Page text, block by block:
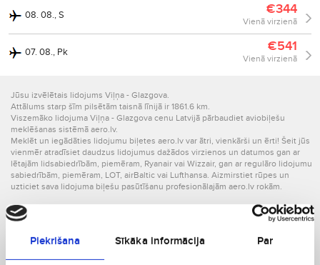
Piekrišana Sīkāka informācija Par
08. 08., S €344
Vienā virzienā
07. 08., Pk €541
Vienā virzienā
Jūsu izvēlētais lidojums Viļņa - Glazgova.
Attālums starp šīm pilsētām taisnā līnijā ir 1861.6 km.
Viszemāko lidojuma Viļņa - Glazgova cenu Latvijā pārbaudiet aviobiļešu
meklēšanas sistēmā aero.lv.
Meklēt un iegādāties lidojumu biļetes aero.lv var ātri, vienkārši un ērti! Šeit jūs
vienmēr atradīsiet daudzus lidojumus dažādos virzienos un datumos gan ar
lētajām lidsabiedrībām, piemēram, Ryanair vai Wizzair, gan ar regulāro lidojumu
sabiedrībām, piemēram, LOT, airBaltic vai Lufthansa. Aizmirstiet rūpes un
uzticiet sava lidojuma biļešu pasūtīšanu profesionālajām aero.lv rokām.
Par Apvienotā Karalisti
lēto lidojumu partneris palīdzēs ne tikai atrast vislētākos lidojumus, bet arī